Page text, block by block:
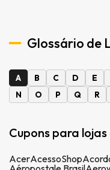
Glossário de
A B C D E
N
O P Q R
Cupons para
AcerAcessoShop